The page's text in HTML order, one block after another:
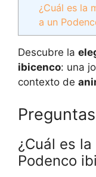
¿Cuál es la
a un
Descubre la
ibicenco: una
contexto de
¿Cuál es
Podenco